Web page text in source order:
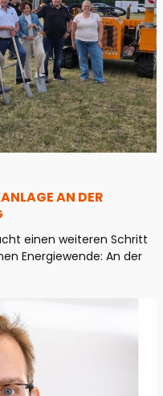
AN DER
einen weiteren Schritt
Energiewende: An der